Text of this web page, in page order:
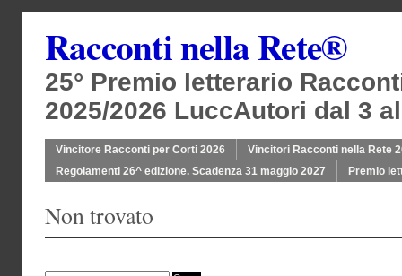
Racconti nella Rete®
25° Premio letterario
2025/2026 LuccAutori dal 3
Vincitore Racconti per Corti 2026
Vincitori Racconti nella Rete
Regolamenti 26^ edizione. Scadenza 31 maggio 2027
Premio
Non trovato